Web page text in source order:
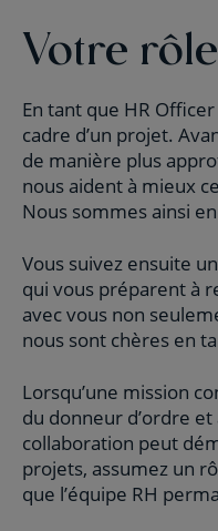
Votre
En tant que HR
cadre d’un projet.
de manière plus
nous aident à mieux
Nous sommes ainsi
Vous suivez ensuite
qui vous préparent à
avec vous non
nous sont chères en
Lorsqu’une mission
du donneur d’ordre
collaboration peut
projets, assumez un
que l’équipe RH